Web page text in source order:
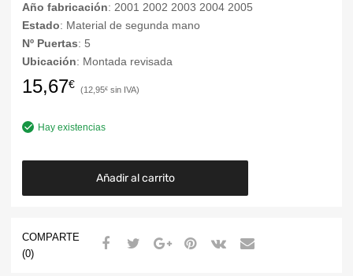
Año fabricación: 2001 2002 2003 2004 2005
Estado: Material de segunda mano
Nº Puertas: 5
Ubicación: Montada revisada
15,67€ 12,95€
Hay existencias
Añadir al carrito
COMPARTE
(0)